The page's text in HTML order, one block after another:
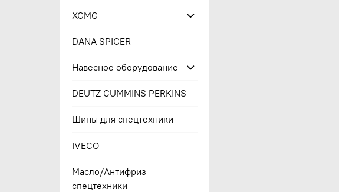
XCMG
DANA SPICER
Навесное оборудование
DEUTZ CUMMINS PERKINS
Шины для спецтехники
IVECO
Масло/Антифриз
спецтехники